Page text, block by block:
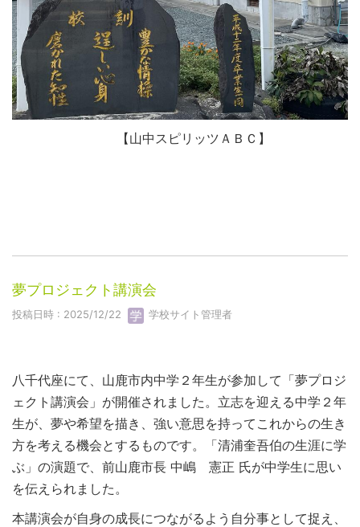
【山中スピリッツＡＢＣ】
夢プロジェクト講演会
投稿日時 : 2025/12/22 学校サイト管理者
八千代座にて、山鹿市内中学２年生が参加して「夢プロジ
ェクト講演会」が開催されました。立志を迎える中学２年
生が、夢や希望を描き、強い意思を持ってこれからの生き
方を考える機会とするものです。「清浦奎吾伯の生涯に学
ぶ」の演題で、前山鹿市長 中嶋 憲正 氏が中学生に思い
を伝えられました。
本講演会が自身の成長につながるよう自分事として捉え、